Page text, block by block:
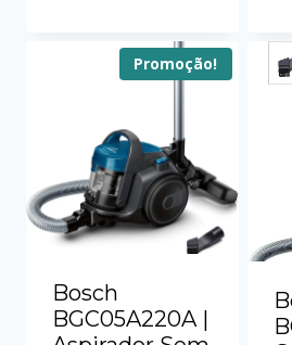
Promoção!
Bosch
BGC05A220A |